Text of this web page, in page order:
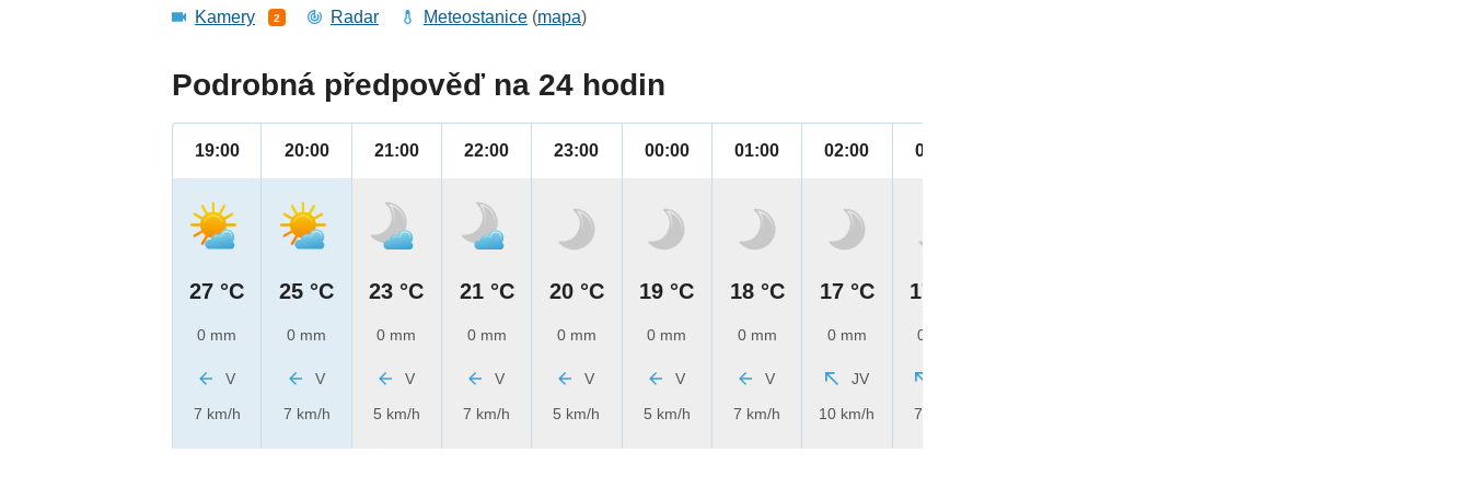
Kamery 2 Radar Meteostanice (mapa)
Podrobná předpověď na 24 hodin
19:00
27 °C
0 mm
V
7 km/h
20:00
25 °C
0 mm
V
7 km/h
21:00
23 °C
0 mm
V
5 km/h
22:00
21 °C
0 mm
V
7 km/h
23:00
20 °C
0 mm
V
5 km/h
00:00
19 °C
0 mm
V
5 km/h
01:00
18 °C
0 mm
V
7 km/h
02:00
17 °C
0 mm
JV
10 km/h
03:00
17 °C
0 mm
7 km/h